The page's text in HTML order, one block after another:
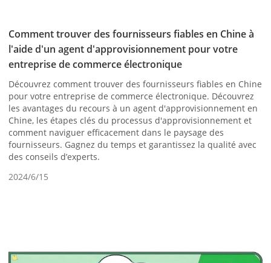
Comment trouver des fournisseurs fiables en Chine à
l'aide d'un agent d'approvisionnement pour votre
entreprise de commerce électronique
Découvrez comment trouver des fournisseurs fiables en Chine
pour votre entreprise de commerce électronique. Découvrez
les avantages du recours à un agent d'approvisionnement en
Chine, les étapes clés du processus d'approvisionnement et
comment naviguer efficacement dans le paysage des
fournisseurs. Gagnez du temps et garantissez la qualité avec
des conseils d’experts.
2024/6/15